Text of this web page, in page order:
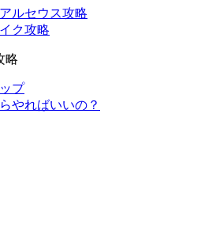
ルセウス攻略
ク攻略
略
プ
やればいいの？